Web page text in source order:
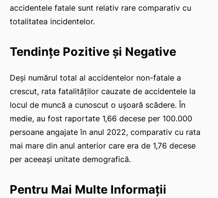
accidentele fatale sunt relativ rare comparativ cu
totalitatea incidentelor.
Tendințe Pozitive și Negative
Deși numărul total al accidentelor non-fatale a
crescut, rata fatalităților cauzate de accidentele la
locul de muncă a cunoscut o ușoară scădere. În
medie, au fost raportate 1,66 decese per 100.000
persoane angajate în anul 2022, comparativ cu rata
mai mare din anul anterior care era de 1,76 decese
per aceeași unitate demografică.
Pentru Mai Multe Informații